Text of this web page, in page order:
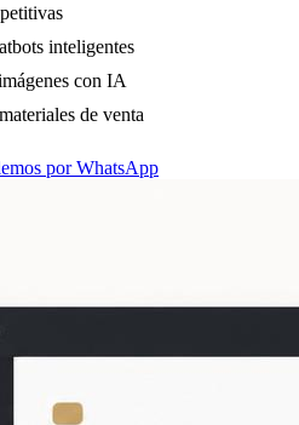
inteligentes
con IA
de venta
por WhatsApp